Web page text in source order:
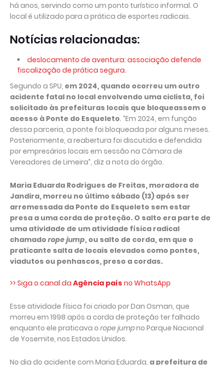
há anos, servindo como um ponto turístico informal. O
local é utilizado para a prática de esportes radicais.
Notícias relacionadas:
deslocamento de aventura: associação defende
fiscalização de prática segura.
Segundo a SPU, em 2024, quando ocorreu um outro
acidente fatal no local envolvendo uma ciclista, foi
solicitado às prefeituras locais que bloqueassem o
acesso à Ponte do Esqueleto. “Em 2024, em função
dessa parceria, a ponte foi bloqueada por alguns meses.
Posteriormente, a reabertura foi discutida e defendida
por empresários locais em sessão na Câmara de
Vereadores de Limeira”, diz a nota do órgão.
Maria Eduarda Rodrigues de Freitas, moradora de
Jandira, morreu no último sábado (13) após ser
arremessada da Ponte do Esqueleto sem estar
presa a uma corda de proteção. O salto era parte de
uma atividade de um atividade física radical
chamado rope jump, ou salto de corda, em que o
praticante salta de locais elevados como pontes,
viadutos ou penhascos, preso a cordas.
>> Siga o canal da Agência país no WhatsApp
Esse atividade física foi criado por Dan Osman, que
morreu em 1998 após a corda de proteção ter falhado
enquanto ele praticava o rope jumpno Parque Nacional
de Yosemite, nos Estados Unidos.
No dia do acidente com Maria Eduarda, a prefeitura de